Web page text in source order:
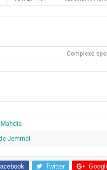
Complexe
Jemmal
Twitter